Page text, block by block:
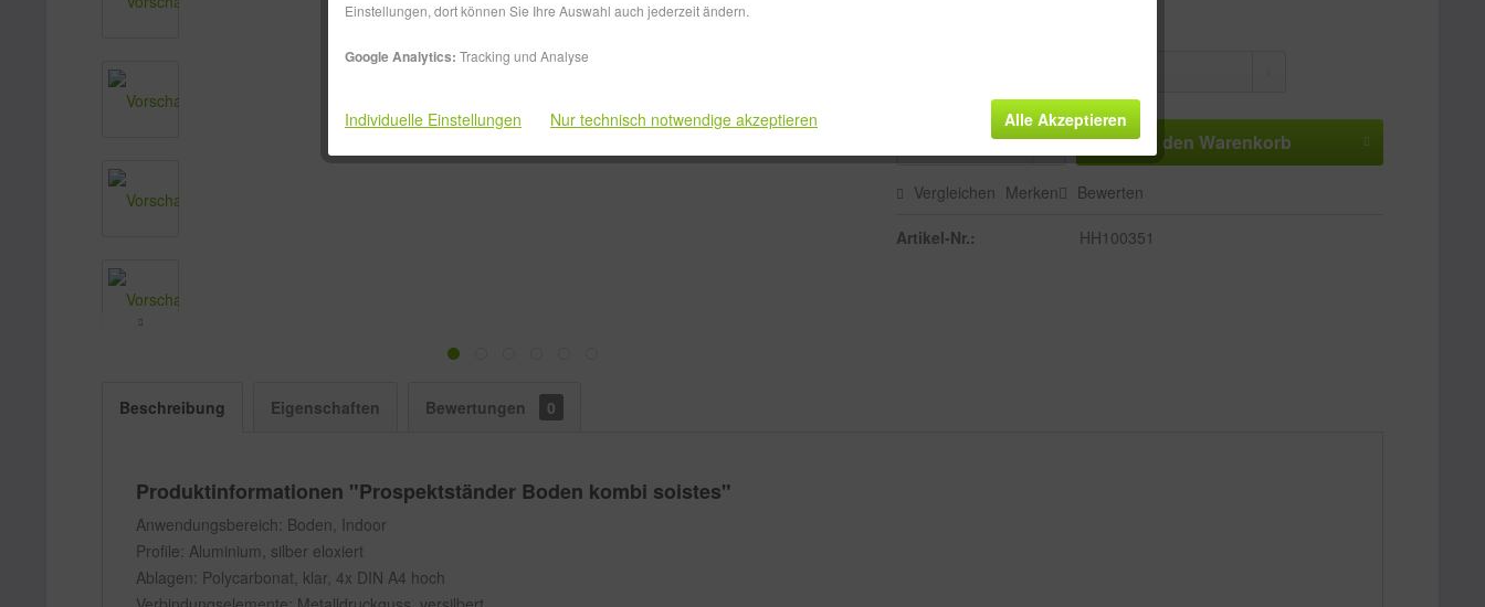
In den Warenkorb
Vergleichen Merken Bewerten
Artikel-Nr.: HH100351
Beschreibung Eigenschaften Bewertungen 0
Produktinformationen "Prospektständer Boden kombi soistes"
Anwendungsbereich: Boden, Indoor
Profile: Aluminium, silber eloxiert
Ablagen: Polycarbonat, klar, 4x DIN A4 hoch
Einstellungen, dort können Sie Ihre Auswahl auch jederzeit ändern.
Google Analytics: Tracking und Analyse
Individuelle Einstellungen Nur technisch notwendige akzeptieren Alle Akzeptieren